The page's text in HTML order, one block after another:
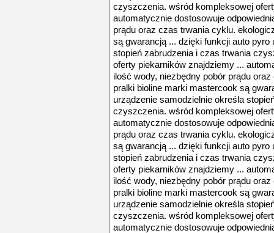
czyszczenia. wśród kompleksowej
automatycznie dostosowuje
prądu oraz czas trwania cyklu.
są gwarancją ... dzięki funkcji auto
stopień zabrudzenia i czas trwania
oferty piekarników znajdziemy ...
ilość wody, niezbędny pobór prądu
pralki bioline marki mastercook są
urządzenie samodzielnie określa
czyszczenia. wśród kompleksowej
automatycznie dostosowuje
prądu oraz czas trwania cyklu.
są gwarancją ... dzięki funkcji auto
stopień zabrudzenia i czas trwania
oferty piekarników znajdziemy ...
ilość wody, niezbędny pobór prądu
pralki bioline marki mastercook są
urządzenie samodzielnie określa
czyszczenia. wśród kompleksowej
automatycznie dostosowuje